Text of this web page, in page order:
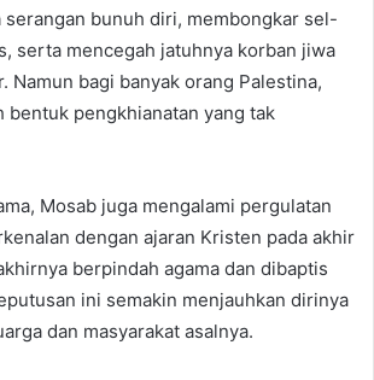
serangan bunuh diri, membongkar sel-
serta mencegah jatuhnya korban jiwa
Namun bagi banyak orang Palestina,
bentuk pengkhianatan yang tak
Mosab juga mengalami pergulatan
dengan ajaran Kristen pada akhir
berpindah agama dan dibaptis
ini semakin menjauhkan dirinya
dan masyarakat asalnya.